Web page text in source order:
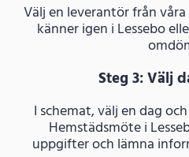
Välj en leverantör från
känner igen i Lessebo
Steg 3: Välj
I schemat, välj en dag
Hemstädsmöte i
uppgifter och lämna